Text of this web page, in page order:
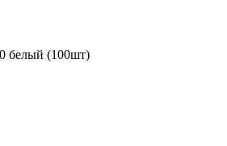
белый (100шт)